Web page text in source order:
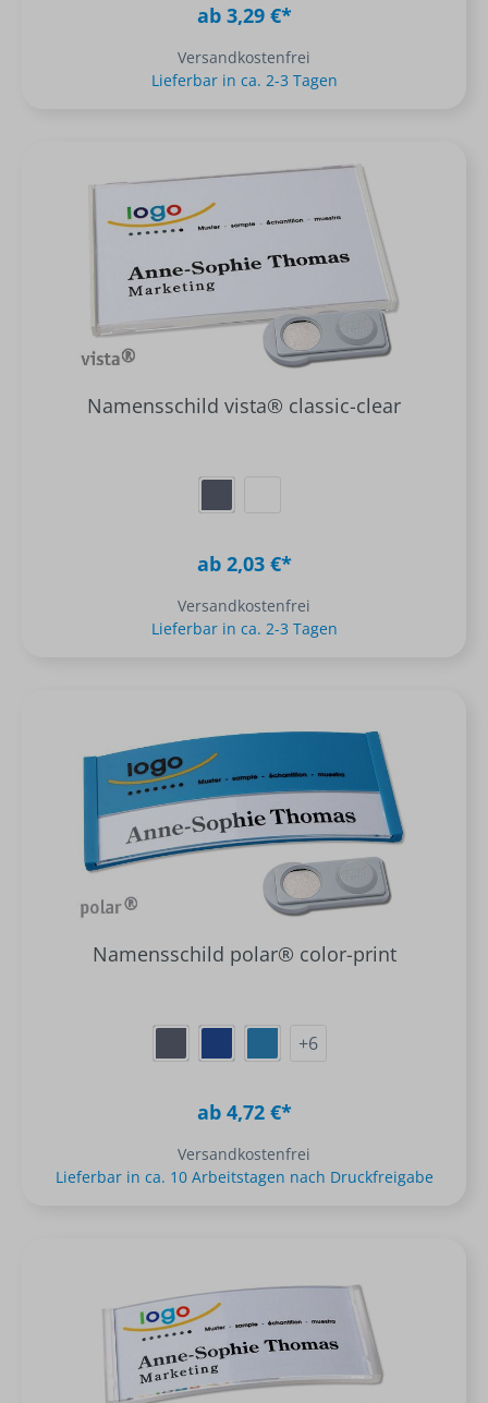
ab 3,29 €*
Versandkostenfrei
Lieferbar in ca. 2-3 Tagen
Namensschild vista® classic-clear
ab 2,03 €*
Versandkostenfrei
Lieferbar in ca. 2-3 Tagen
Namensschild polar® color-print
+6
ab 4,72 €*
Versandkostenfrei
Lieferbar in ca. 10 Arbeitstagen nach Druckfreigabe